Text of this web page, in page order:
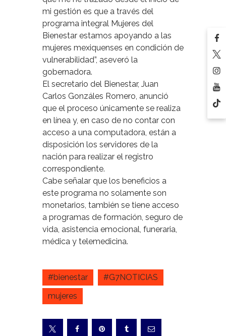
mi gestión es que a través del
programa integral Mujeres del
Bienestar estamos apoyando a las
mujeres mexiquenses en condición de
vulnerabilidad”, aseveró la
gobernadora.
El secretario del Bienestar, Juan
Carlos Gonzáles Romero, anunció
que el proceso únicamente se realiza
en línea y, en caso de no contar con
acceso a una computadora, están a
disposición los servidores de la
nación para realizar el registro
correspondiente.
Cabe señalar que los beneficios a
este programa no solamente son
monetarios, también se tiene acceso
a programas de formación, seguro de
vida, asistencia emocional, funeraria,
médica y telemedicina.
#bienestar
#G7NOTICIAS
mujeres